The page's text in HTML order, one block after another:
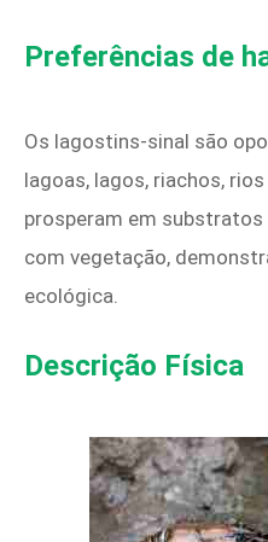
Preferências de
Os lagostins-sinal são
lagoas, lagos, riachos,
prosperam em
com vegetação,
ecológica.
Descrição Física